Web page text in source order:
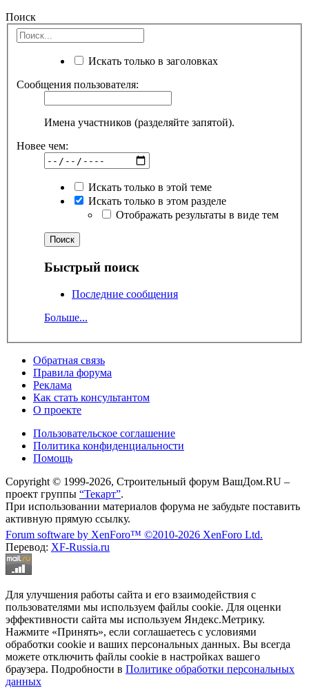
Поиск
Искать только в заголовках
Сообщения пользователя:
Имена участников (разделяйте запятой).
Новее чем:
Искать только в этой теме
Искать только в этом разделе
Отображать результаты в виде тем
Быстрый поиск
Последние сообщения
Больше...
Обратная связь
Правила форума
Реклама
Как стать консультантом
О проекте
Пользовательское соглашение
Политика конфиденциальности
Помощь
Copyright © 1999-2026, Строительный форум ВашДом.RU –
проект группы “Текарт”.
При использовании материалов форума не забудьте поставить
активную прямую ссылку.
Forum software by XenForo™ ©2010-2026 XenForo Ltd.
Перевод: XF-Russia.ru
Для улучшения работы сайта и его взаимодействия с
пользователями мы используем файлы cookie. Для оценки
эффективности сайта мы используем Яндекс.Метрику.
Нажмите «Принять», если соглашаетесь с условиями
обработки cookie и ваших персональных данных. Вы всегда
можете отключить файлы cookie в настройках вашего
браузера. Подробности в Политике обработки персональных
данных